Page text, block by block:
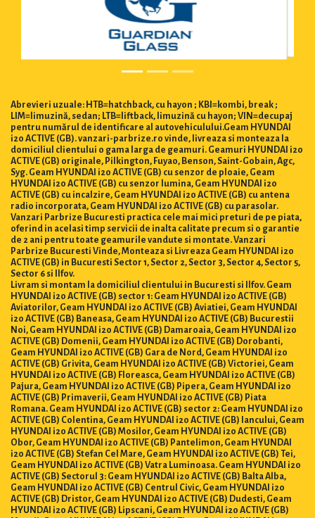
Abrevieri uzuale: HTB=hatchback, cu hayon ; KBI=kombi, break ;
LIM=limuzină, sedan; LTB=liftback, limuzină cu hayon; VIN=decupaj
pentru numărul de identificare al autovehiculului.Geam HYUNDAI
i20 ACTIVE (GB). vanzari-parbrize.ro vinde, livreaza si monteaza la
domiciliul clientului o gama larga de geamuri. Geamuri HYUNDAI i20
ACTIVE (GB) originale, Pilkington, Fuyao, Benson, Saint-Gobain, Agc,
Syg. Geam HYUNDAI i20 ACTIVE (GB) cu senzor de ploaie, Geam
HYUNDAI i20 ACTIVE (GB) cu senzor lumina, Geam HYUNDAI i20
ACTIVE (GB) cu incalzire, Geam HYUNDAI i20 ACTIVE (GB) cu antena
radio incorporata, Geam HYUNDAI i20 ACTIVE (GB) cu parasolar.
Vanzari Parbrize Bucuresti practica cele mai mici preturi de pe piata,
oferind in acelasi timp servicii de inalta calitate precum si o garantie
de 2 ani pentru toate geamurile vandute si montate. Vanzari
Parbrize Bucuresti Vinde, Monteaza si Livreaza Geam HYUNDAI i20
ACTIVE (GB) in Bucuresti Sector 1, Sector 2, Sector 3, Sector 4, Sector 5,
Sector 6 si Ilfov.
Livram si montam la domiciliul clientului in Bucuresti si Ilfov. Geam
HYUNDAI i20 ACTIVE (GB) sector 1: Geam HYUNDAI i20 ACTIVE (GB)
Aviatorilor, Geam HYUNDAI i20 ACTIVE (GB) Aviatiei, Geam HYUNDAI
i20 ACTIVE (GB) Baneasa, Geam HYUNDAI i20 ACTIVE (GB) Bucurestii
Noi, Geam HYUNDAI i20 ACTIVE (GB) Damaroaia, Geam HYUNDAI i20
ACTIVE (GB) Domenii, Geam HYUNDAI i20 ACTIVE (GB) Dorobanti,
Geam HYUNDAI i20 ACTIVE (GB) Gara de Nord, Geam HYUNDAI i20
ACTIVE (GB) Grivita, Geam HYUNDAI i20 ACTIVE (GB) Victoriei, Geam
HYUNDAI i20 ACTIVE (GB) Floreasca, Geam HYUNDAI i20 ACTIVE (GB)
Pajura, Geam HYUNDAI i20 ACTIVE (GB) Pipera, Geam HYUNDAI i20
ACTIVE (GB) Primaverii, Geam HYUNDAI i20 ACTIVE (GB) Piata
Romana. Geam HYUNDAI i20 ACTIVE (GB) sector 2: Geam HYUNDAI i20
ACTIVE (GB) Colentina, Geam HYUNDAI i20 ACTIVE (GB) Iancului, Geam
HYUNDAI i20 ACTIVE (GB) Mosilor, Geam HYUNDAI i20 ACTIVE (GB)
Obor, Geam HYUNDAI i20 ACTIVE (GB) Pantelimon, Geam HYUNDAI
i20 ACTIVE (GB) Stefan Cel Mare, Geam HYUNDAI i20 ACTIVE (GB) Tei,
Geam HYUNDAI i20 ACTIVE (GB) Vatra Luminoasa. Geam HYUNDAI i20
ACTIVE (GB) Sectorul 3: Geam HYUNDAI i20 ACTIVE (GB) Balta Alba,
Geam HYUNDAI i20 ACTIVE (GB) Centrul Civic, Geam HYUNDAI i20
ACTIVE (GB) Dristor, Geam HYUNDAI i20 ACTIVE (GB) Dudesti, Geam
HYUNDAI i20 ACTIVE (GB) Lipscani, Geam HYUNDAI i20 ACTIVE (GB)